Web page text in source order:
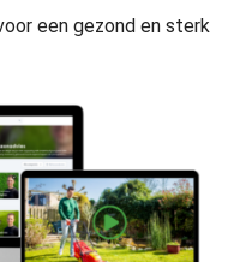
een gezond en sterk